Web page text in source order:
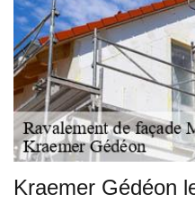
Kraemer Gédéon